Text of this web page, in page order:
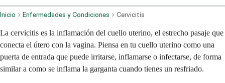
Inicio Enfermedades y Condiciones Cervicitis
La cervicitis es la inflamación del cuello uterino, el estrecho pasaje que
conecta el útero con la vagina. Piensa en tu cuello uterino como una
puerta de entrada que puede irritarse, inflamarse o infectarse, de forma
similar a como se inflama la garganta cuando tienes un resfriado.